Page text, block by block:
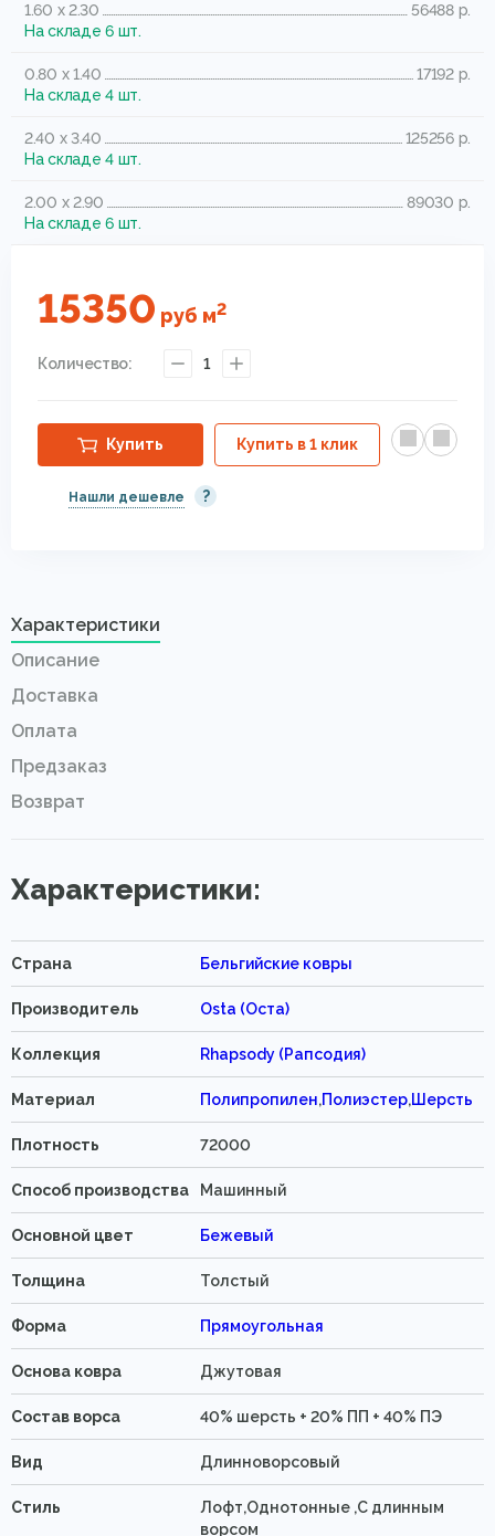
1.60 x 2.30
56488 р.
На складе 6 шт.
0.80 x 1.40
17192 р.
На складе 4 шт.
2.40 x 3.40
125256 р.
На складе 4 шт.
2.00 x 2.90
89030 р.
На складе 6 шт.
15350 руб м2
Количество: 1
Купить Купить в 1 клик
Нашли дешевле ?
Характеристики
Описание
Доставка
Оплата
Предзаказ
Возврат
Характеристики:
Страна Бельгийские ковры
Производитель Osta (Оста)
Коллекция Rhapsody (Рапсодия)
Материал Полипропилен,Полиэстер,Шерсть
Плотность 72000
Способ производства Машинный
Основной цвет Бежевый
Толщина Толстый
Форма Прямоугольная
Основа ковра Джутовая
Состав ворса 40% шерсть + 20% ПП + 40% ПЭ
Вид Длинноворсовый
Стиль
Лофт,Однотонные ,С длинным
ворсом